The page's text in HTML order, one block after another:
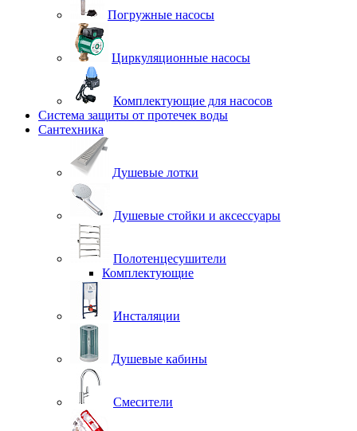
Погружные насосы
Циркуляционные насосы
Комплектующие для насосов
Система защиты от протечек воды
Сантехника
Душевые лотки
Душевые стойки и аксессуары
Полотенцесушители
Комплектующие
Инсталяции
Душевые кабины
Смесители